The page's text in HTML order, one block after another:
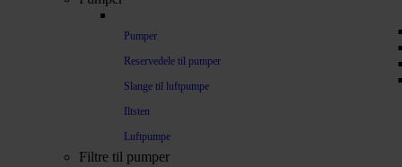
Pumper
Reservedele til pumper
Slange til luftpumpe
Iltsten
Luftpumpe
Filtre til pumper